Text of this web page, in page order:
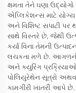
ક્ષમતા તેને ઘણા
એપ્લિકેશન્સ માટે
અને વિશિષ્ટ સપાટી પર
સાથે વિસ્તરે છે, જેથી
કર્યા વિના તેમની
લચકતા મળે છે. આગળની
અને ક્યુરિંગ
પોલિયુરેથેન સૂત્રો
કામગીરી ખાતરી આપે